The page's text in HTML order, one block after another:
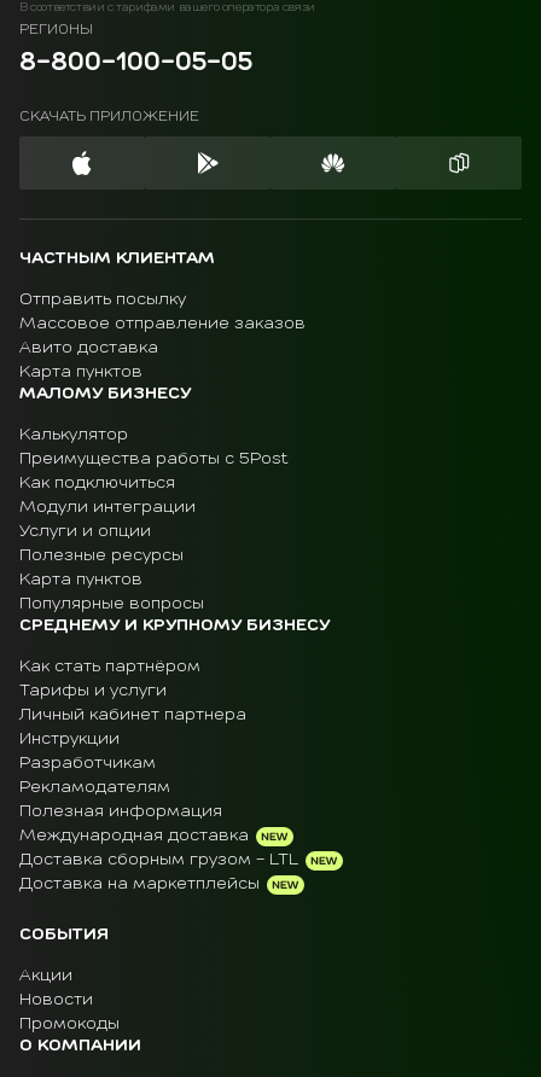
В соответствии с тарифами вашего оператора связи
РЕГИОНЫ
8-800-100-05-05
СКАЧАТЬ ПРИЛОЖЕНИЕ
ЧАСТНЫМ КЛИЕНТАМ
Отправить посылку
Массовое отправление заказов
Авито доставка
Карта пунктов
МАЛОМУ БИЗНЕСУ
Калькулятор
Преимущества работы с 5Post
Как подключиться
Модули интеграции
Услуги и опции
Полезные ресурсы
Карта пунктов
Популярные вопросы
СРЕДНЕМУ И КРУПНОМУ БИЗНЕСУ
Как стать партнёром
Тарифы и услуги
Личный кабинет партнера
Инструкции
Разработчикам
Рекламодателям
Полезная информация
Международная доставка
Доставка сборным грузом - LTL
Доставка на маркетплейсы
СОБЫТИЯ
Акции
Новости
Промокоды
О КОМПАНИИ